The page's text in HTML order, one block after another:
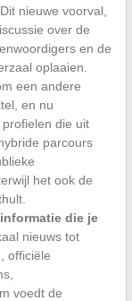
nieuwe voorval,
over de
en de
oplaaien.
een andere
en nu
die uit
parcours
het ook de
die je
nieuws tot
officiële
voedt de